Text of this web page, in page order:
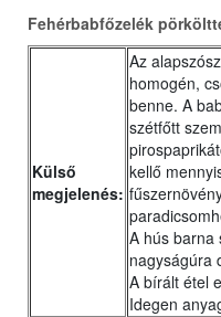
Fehérbabfőzelék
Külső
megjelenés:
Az
homogén,
benne. A
szétfőtt
kellő
A hús barna
nagyságúra
A bírált étel
Idegen